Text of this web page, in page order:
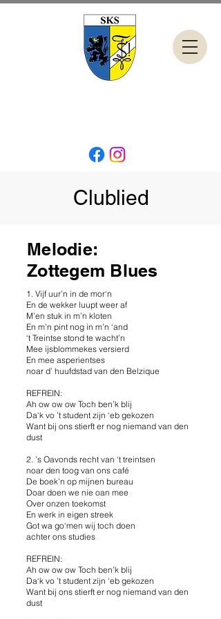
Clublied
Melodie:
Zottegem Blues
1. Vijf uur’n in de mor‘n
En de wekker luupt weer af
M’en stuk in m’n kloten
En m’n pint nog in m’n ‘and
‘t Treintse stond te wacht’n
Mee ijsblommekes versierd
En mee asperientses
noar d’ huufdstad van den Belzique
REFREIN:
Ah ow ow ow Toch ben’k blij
Da‘k vo ’t student zijn ‘eb gekozen
Want bij ons stierft er nog niemand van den
dust
2. ’s Oavonds recht van ‘t treintsen
noar den toog van ons café
De boek’n op mijnen bureau
Doar doen we nie oan mee
Over onzen toekomst
En werk in eigen streek
Got wa go‘men wij toch doen
achter ons studies
REFREIN:
Ah ow ow ow Toch ben’k blij
Da‘k vo ’t student zijn ‘eb gekozen
Want bij ons stierft er nog niemand van den
dust